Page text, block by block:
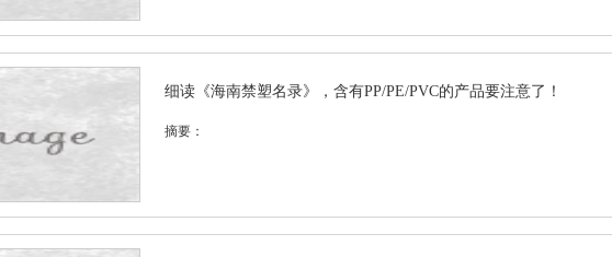
细读《海南禁塑名录》，含有PP/PE/PVC的产品要注意了！
摘要：